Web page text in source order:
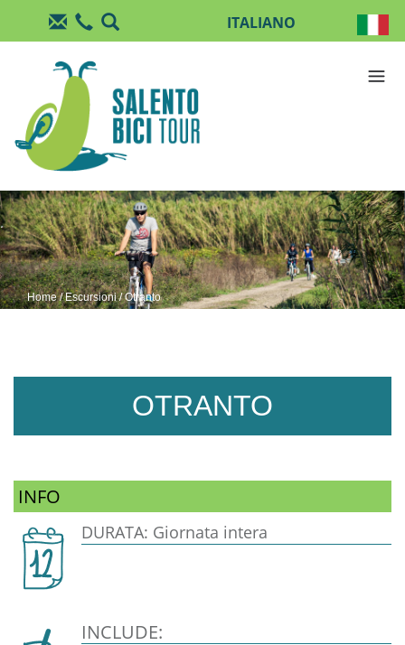
Salta al contenuto principale
Home/Escursioni/ Otranto
OTRANTO
INFO
DURATA: Giornata intera
INCLUDE: